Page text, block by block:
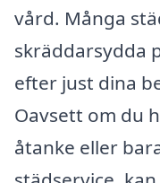
vård. Många
skräddarsydda
efter just dina
Oavsett om du
åtanke eller